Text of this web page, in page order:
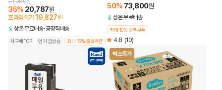
31,980
35% 20,787원
프라임특가19,827원
상온무료배송 공장직배송
재구매TOP 인기 급상승 최대 15% 중복쿠폰
50% 73,800원
상온무료배송
최대 10% 중복쿠폰
4.8 (10)
박스특가